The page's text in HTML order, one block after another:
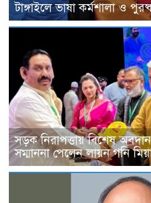
টাঙ্গাইলে ভাষা কর্মশালা ও
সড়ক নিরাপত্তায় বিশেষ
সম্মাননা পেলেন লায়ন গনি